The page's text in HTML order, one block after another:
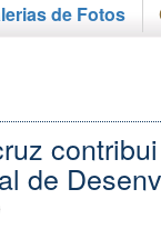
de Fotos
de